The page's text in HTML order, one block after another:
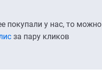
покупали у нас, то можно
за пару кликов